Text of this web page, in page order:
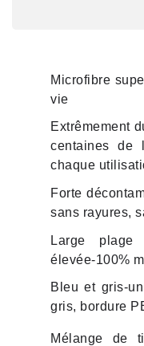
Microfibre
vie
Extrêmement
centaines de
chaque
Forte
sans rayures,
Large plage
élevée-100%
Bleu et gris-
gris, bordure
Mélange de